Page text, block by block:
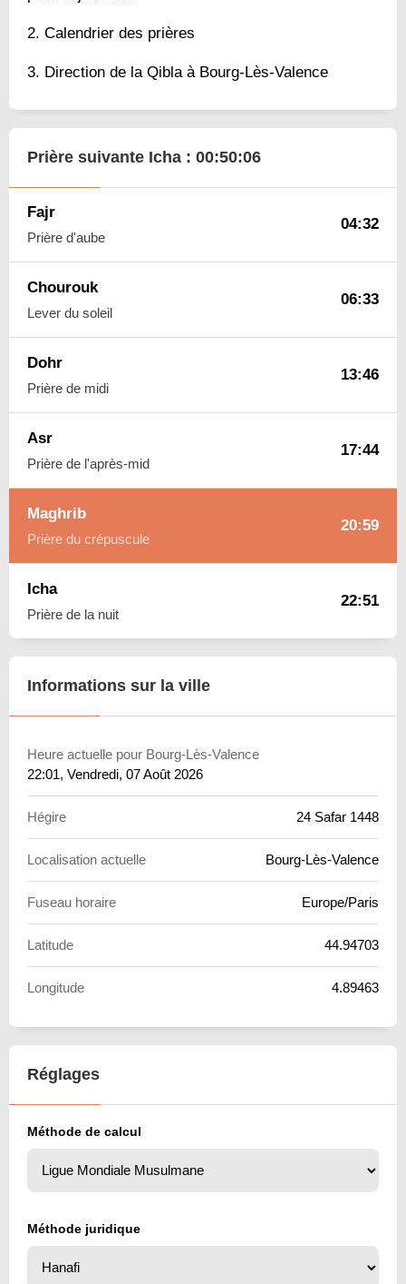
Calendrier des prières
Direction de la Qibla à Bourg-Lès-Valence
Prière suivante Icha : 00:50:05
Fajr
Prière d'aube
04:32
Chourouk
Lever du soleil
06:33
Dohr
Prière de midi
13:46
Asr
Prière de l'après-mid
17:44
Maghrib
Prière du crépuscule
20:59
Icha
Prière de la nuit
22:51
Informations sur la ville
Heure actuelle pour Bourg-Lès-Valence
22:01, Vendredi, 07 Août 2026
Hégire 24 Safar 1448
Localisation actuelle Bourg-Lès-Valence
Fuseau horaire Europe/Paris
Latitude 44.94703
Longitude 4.89463
Réglages
Méthode de calcul
Méthode juridique